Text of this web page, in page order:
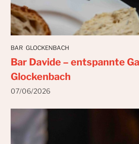
BAR GLOCKENBACH
Bar Davide – entspannte
Glockenbach
07/06/2026